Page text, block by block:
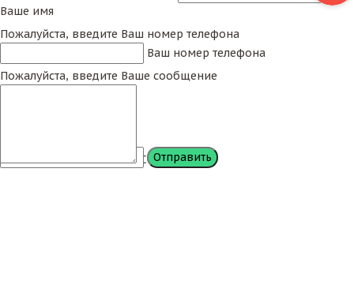
Ваше имя
Пожалуйста, введите Ваш номер телефона
Ваш номер телефона
Пожалуйста, введите Ваше сообщение
Сообщение